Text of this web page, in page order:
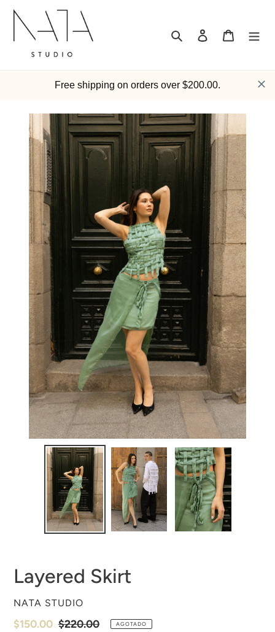
directamente
Buscar Ingresar Carrito
Free shipping on orders over $200.00.
Layered Skirt
PROVEEDOR
NATA STUDIO
Precio
$150.00 Precio
$220.00 AGOTADO